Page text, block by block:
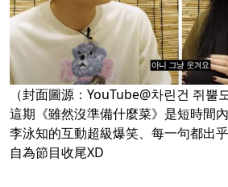
（封面圖源：YouTube@차린건 쥐뿔
這期《雖然沒準備什麼菜》是短時間
李泳知的互動超級爆笑、每一句都出
自為節目收尾XD